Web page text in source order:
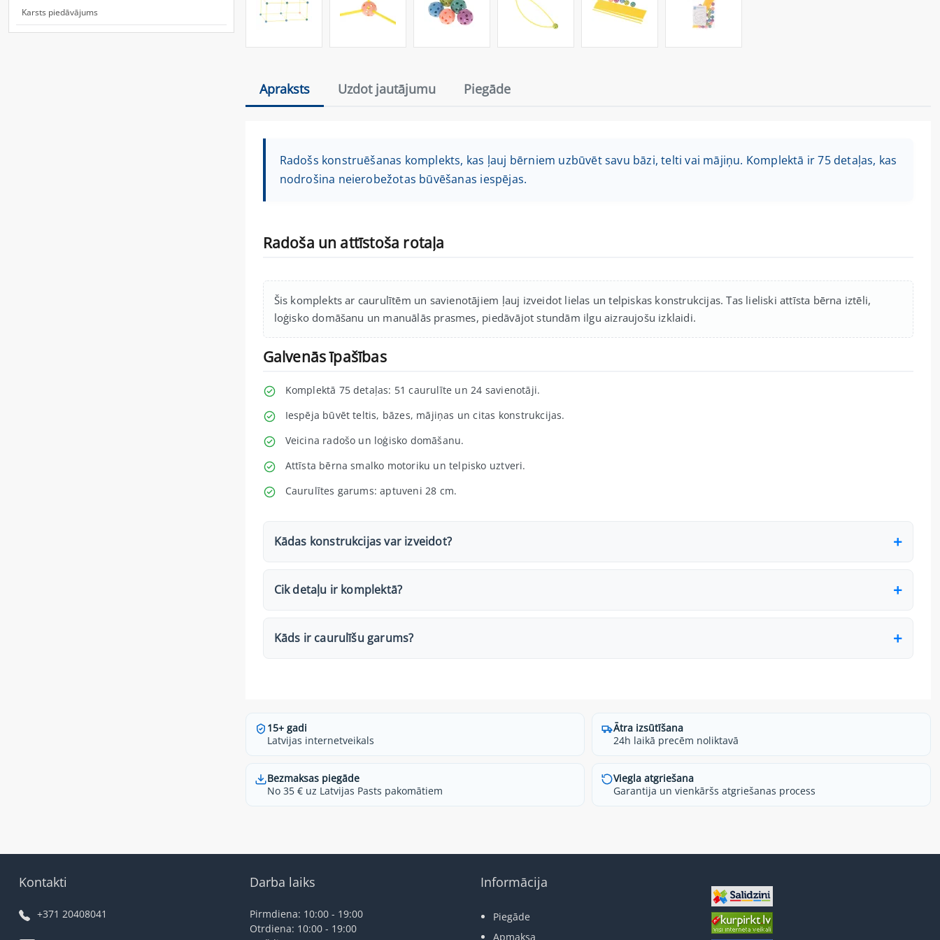
Karsts piedāvājums
Apraksts Uzdot jautājumu Piegāde
Radošs konstruēšanas komplekts, kas ļauj bērniem uzbūvēt savu bāzi, telti vai mājiņu. Komplektā ir 75 detaļas, kas
nodrošina neierobežotas būvēšanas iespējas.
Radoša un attīstoša rotaļa
Šis komplekts ar caurulītēm un savienotājiem ļauj izveidot lielas un telpiskas konstrukcijas. Tas lieliski attīsta bērna iztēli,
loģisko domāšanu un manuālās prasmes, piedāvājot stundām ilgu aizraujošu izklaidi.
Galvenās īpašības
Komplektā 75 detaļas: 51 caurulīte un 24 savienotāji.
Iespēja būvēt teltis, bāzes, mājiņas un citas konstrukcijas.
Veicina radošo un loģisko domāšanu.
Attīsta bērna smalko motoriku un telpisko uztveri.
Caurulītes garums: aptuveni 28 cm.
Kādas konstrukcijas var izveidot?
Cik detaļu ir komplektā?
Kāds ir caurulīšu garums?
15+ gadi
Latvijas internetveikals
Ātra izsūtīšana
24h laikā precēm noliktavā
Bezmaksas piegāde
No 35 € uz Latvijas Pasts pakomātiem
Viegla atgriešana
Garantija un vienkāršs atgriešanas process
Kontakti
+371 20408041
Darba laiks
Pirmdiena: 10:00 - 19:00
Otrdiena: 10:00 - 19:00
Informācija
Piegāde
Apmaksa